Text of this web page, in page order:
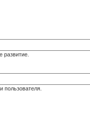
развитие.
пользователя.